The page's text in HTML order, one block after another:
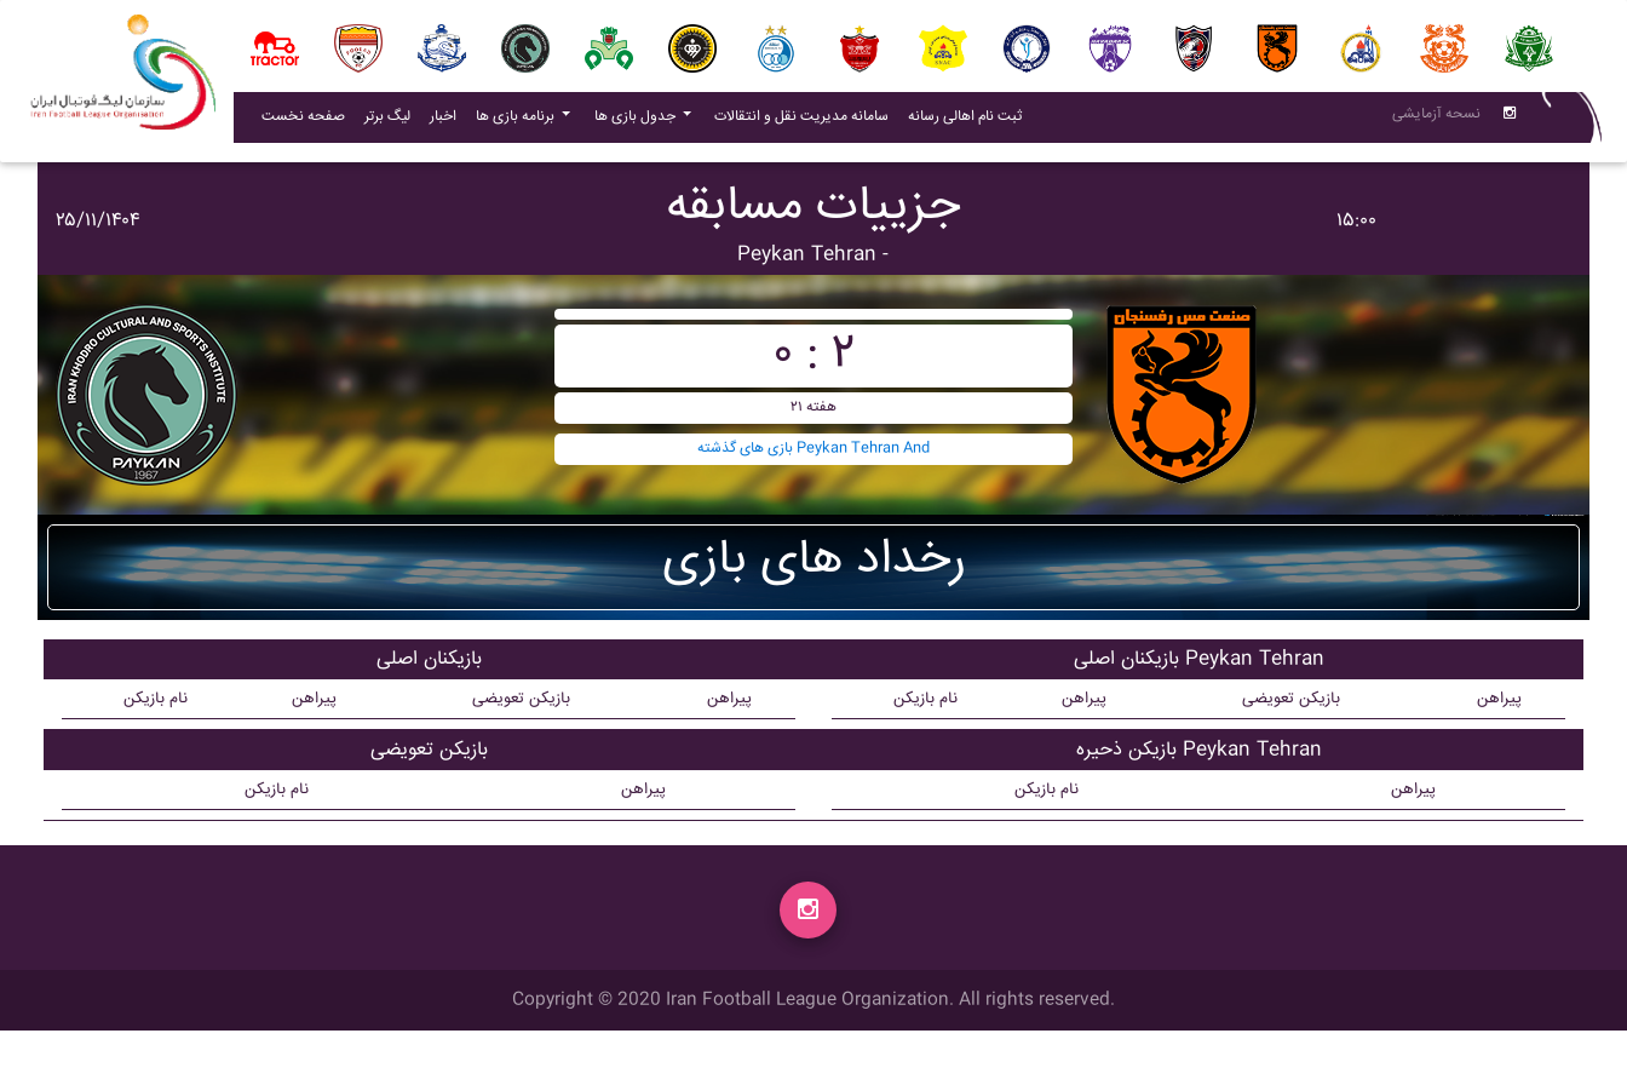
صفحه نخست لیگ برتر اخبار(current) برنامه بازی ها جدول بازی ها سامانه مدیریت نقل و انتقالات (current)
ثبت نام اهالی رسانه(current) نسحه آزمایشی
۲۵/۱۱/۱۴۰۴ جزییات مسابقه
Peykan Tehran -
۱۵:۰۰
۰ : ۲
هفته ۲۱
بازی های گذشته Peykan Tehran And
رخداد های بازی
بازیکنان اصلی
نام بازیکن پیراهن بازیکن تعویضی پیراهن
بازیکن تعویضی
نام بازیکن پیراهن
بازیکنان اصلی Peykan Tehran
نام بازیکن پیراهن بازیکن تعویضی پیراهن
بازیکن ذحیره Peykan Tehran
نام بازیکن پیراهن
Copyright © 2020 Iran Football League Organization. All rights reserved.